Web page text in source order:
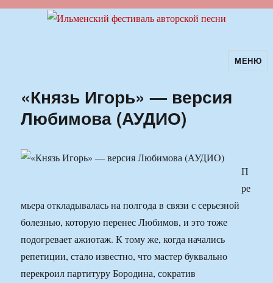
Ильменский фестиваль авторскойМЕНЮ
«Князь Игорь» — версия
Любимова (АУДИО)
П
ре
мьера откладывалась на полгода в связи с серьезной
болезнью, которую перенес Любимов, и это тоже
подогревает ажиотаж. К тому же, когда начались
репетиции, стало известно, что мастер буквально
перекроил партитуру Бородина, сократив